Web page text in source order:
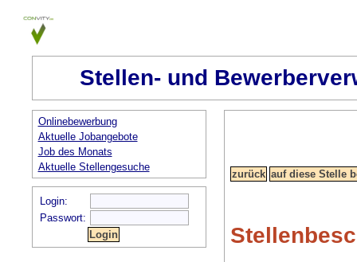
Stellen- und
Onlinebewerbung
Aktuelle Jobangebote
Job des Monats
Aktuelle Stellengesuche
Login:
Passwort: